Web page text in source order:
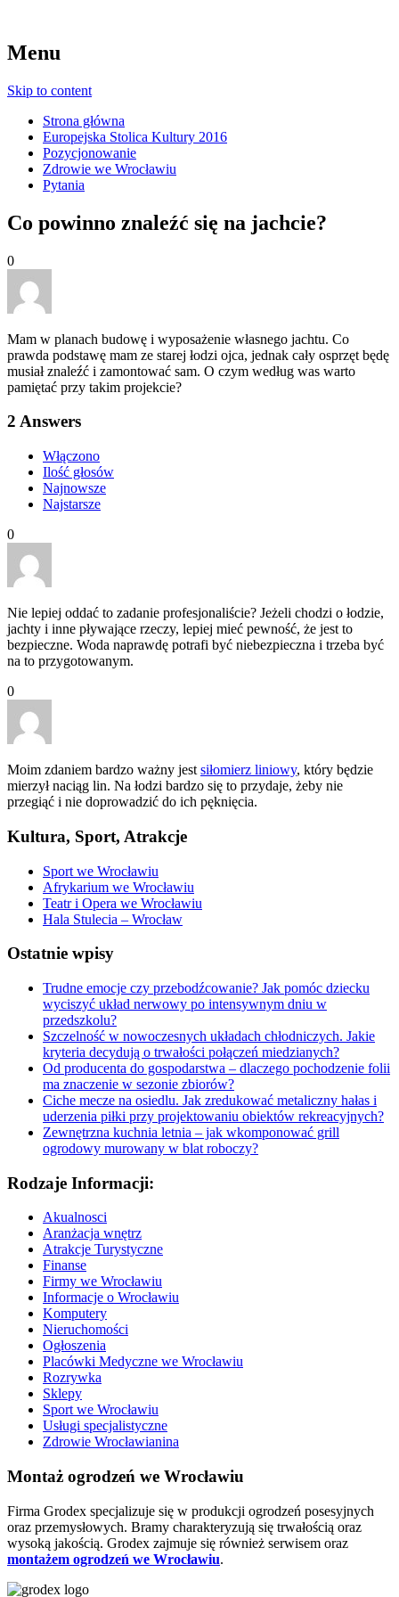
Menu
Skip to content
Strona główna
Europejska Stolica Kultury 2016
Pozycjonowanie
Zdrowie we Wrocławiu
Pytania
Co powinno znaleźć się na jachcie?
0
Mam w planach budowę i wyposażenie własnego jachtu. Co
prawda podstawę mam ze starej łodzi ojca, jednak cały osprzęt będę
musiał znaleźć i zamontować sam. O czym według was warto
pamiętać przy takim projekcie?
2 Answers
Włączono
Ilość głosów
Najnowsze
Najstarsze
0
Nie lepiej oddać to zadanie profesjonaliście? Jeżeli chodzi o łodzie,
jachty i inne pływające rzeczy, lepiej mieć pewność, że jest to
bezpieczne. Woda naprawdę potrafi być niebezpieczna i trzeba być
na to przygotowanym.
0
Moim zdaniem bardzo ważny jest siłomierz liniowy, który będzie
mierzył naciąg lin. Na łodzi bardzo się to przydaje, żeby nie
przegiąć i nie doprowadzić do ich pęknięcia.
Kultura, Sport, Atrakcje
Sport we Wrocławiu
Afrykarium we Wrocławiu
Teatr i Opera we Wrocławiu
Hala Stulecia – Wrocław
Ostatnie wpisy
Trudne emocje czy przebodźcowanie? Jak pomóc dziecku
wyciszyć układ nerwowy po intensywnym dniu w
przedszkolu?
Szczelność w nowoczesnych układach chłodniczych. Jakie
kryteria decydują o trwałości połączeń miedzianych?
Od producenta do gospodarstwa – dlaczego pochodzenie folii
ma znaczenie w sezonie zbiorów?
Ciche mecze na osiedlu. Jak zredukować metaliczny hałas i
uderzenia piłki przy projektowaniu obiektów rekreacyjnych?
Zewnętrzna kuchnia letnia – jak wkomponować grill
ogrodowy murowany w blat roboczy?
Rodzaje Informacji:
Akualnosci
Aranżacja wnętrz
Atrakcje Turystyczne
Finanse
Firmy we Wrocławiu
Informacje o Wrocławiu
Komputery
Nieruchomości
Ogłoszenia
Placówki Medyczne we Wrocławiu
Rozrywka
Sklepy
Sport we Wrocławiu
Usługi specjalistyczne
Zdrowie Wrocławianina
Montaż ogrodzeń we Wrocławiu
Firma Grodex specjalizuje się w produkcji ogrodzeń posesyjnych
oraz przemysłowych. Bramy charakteryzują się trwałością oraz
wysoką jakością. Grodex zajmuje się również serwisem oraz
montażem ogrodzeń we Wrocławiu.